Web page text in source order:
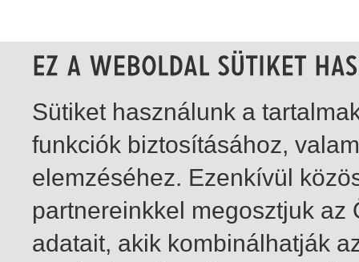
Sütiket használunk a
funkciók biztosításához,
elemzéséhez. Ezenkívül
partnereinkkel megosztjuk
adatait, akik kombinálhatják